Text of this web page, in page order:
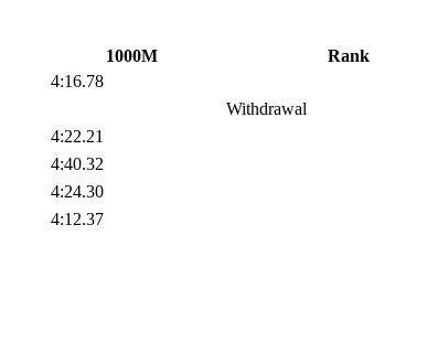
1000M
Rank
4:16.78
Withdrawal
4:22.21
4:40.32
4:24.30
4:12.37